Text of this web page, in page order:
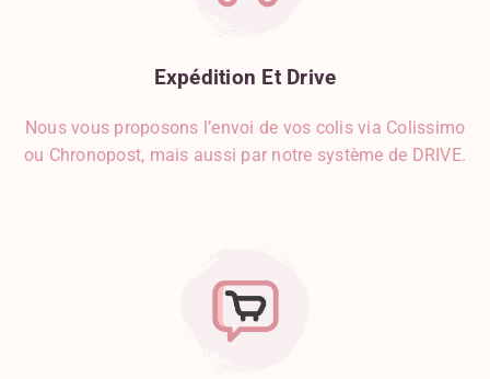
Expédition Et Drive
Nous vous proposons l’envoi de vos colis via Colissimo
ou Chronopost, mais aussi par notre système de DRIVE.